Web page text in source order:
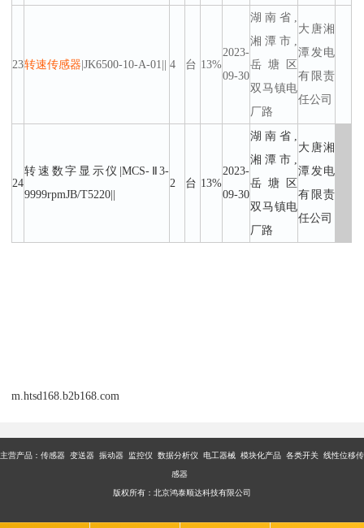
23转速传感器|JK6500-10-A-01|| 4 台 13%
2023-
09-30
湖南省,
湘潭市,
岳塘区
双马镇电
厂路
大唐湘
潭发电
有限责
任公司
24
转速数字显示仪|MCS-Ⅱ3-
9999rpmJB/T5220||
2 台 13%
2023-
09-30
湖南省,
湘潭市,
岳塘区
双马镇电
厂路
大唐湘
潭发电
有限责
任公司
m.htsd168.b2b168.com
主营产品：传感器 变送器 振动器 监控仪 数据分析仪 电工器械 模块化产品 各类开关 线性位移传
感器
版权所有：北京鸿泰顺达科技有限公司